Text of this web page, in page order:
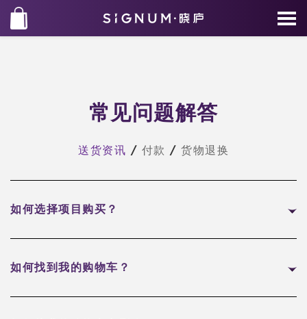
常见问题解答
送货资讯 / 付款 / 货物退换
如何选择项目购买？
如何找到我的购物车？